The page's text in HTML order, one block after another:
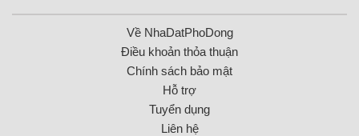
Về NhaDatPhoDong
Điều khoản thỏa thuận
Chính sách bảo mật
Hỗ trợ
Tuyển dụng
Liên hệ